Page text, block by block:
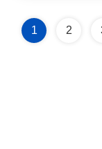
1 2